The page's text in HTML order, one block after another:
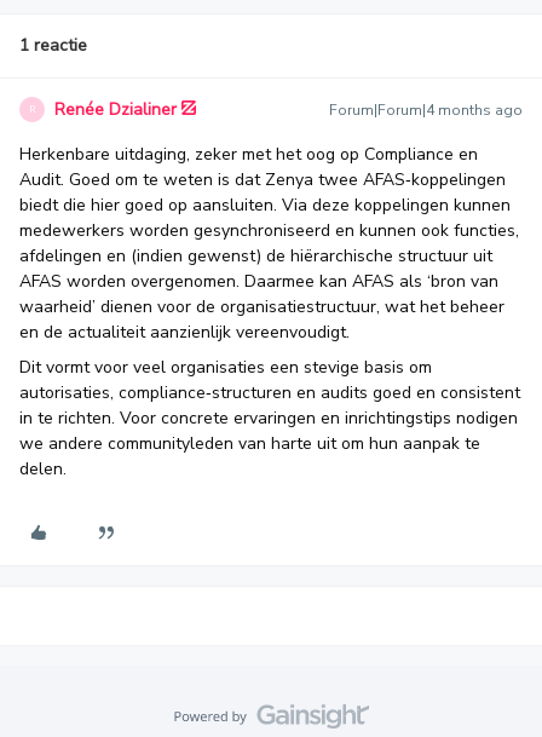
1 reactie
R Renée Dzialiner Forum|Forum|4 months ago
Herkenbare uitdaging, zeker met het oog op Compliance en
Audit. Goed om te weten is dat Zenya twee AFAS‑koppelingen
biedt die hier goed op aansluiten. Via deze koppelingen kunnen
medewerkers worden gesynchroniseerd en kunnen ook functies,
afdelingen en (indien gewenst) de hiërarchische structuur uit
AFAS worden overgenomen. Daarmee kan AFAS als ‘bron van
waarheid’ dienen voor de organisatiestructuur, wat het beheer
en de actualiteit aanzienlijk vereenvoudigt.
Dit vormt voor veel organisaties een stevige basis om
autorisaties, compliance‑structuren en audits goed en consistent
in te richten. Voor concrete ervaringen en inrichtingstips nodigen
we andere communityleden van harte uit om hun aanpak te
delen.